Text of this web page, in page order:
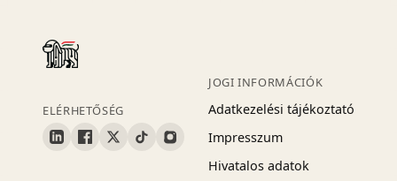
ELÉRHETŐSÉG
JOGI INFORMÁCIÓK
Adatkezelési tájékoztató
Impresszum
Hivatalos adatok